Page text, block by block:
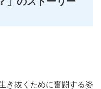
き抜くために奮闘する姿